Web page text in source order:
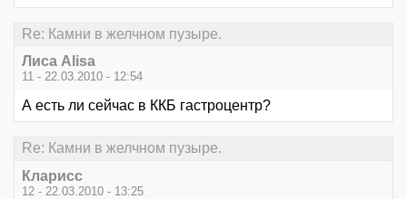
Re: Камни в желчном пузыре.
Лиса Alisa
11 - 22.03.2010 - 12:54
А есть ли сейчас в ККБ гастроцентр?
Re: Камни в желчном пузыре.
Кларисс
12 - 22.03.2010 - 13:25